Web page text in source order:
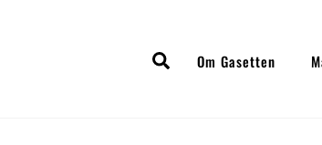
SearchOm Gasetten